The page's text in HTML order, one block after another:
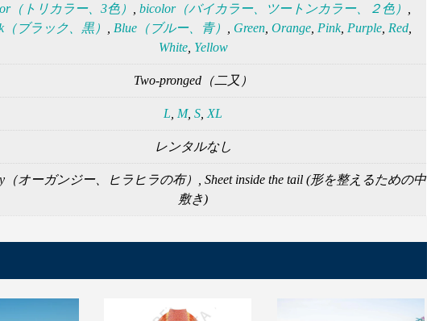
（トリカラー、3色） bicolor（バイカラー、ツートンカラー、２色）
（ブラック、黒）
Blue（ブルー、青） Green, Orange, Pink, Purple, Red,
White, Yellow
Two-pronged（二又）
L M, S XL
レンタルなし
（オーガンジー、ヒラヒラの布）, Sheet inside the tail (形を整えるための中
敷き)